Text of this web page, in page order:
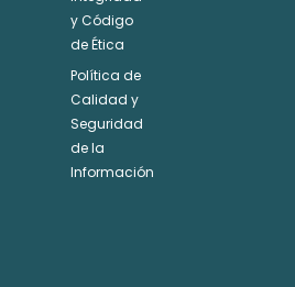
y Código
de Ética
Política de
Calidad y
Seguridad
de la
Información